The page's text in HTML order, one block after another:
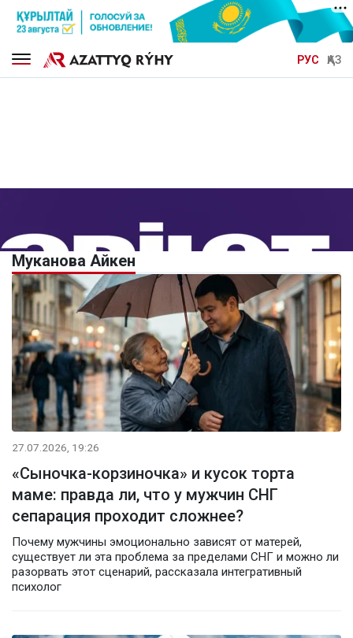
РУС ҚАЗ
Муканова Айкен
27.07.2026, 19:26
«Сыночка-корзиночка» и кусок торта
маме: правда ли, что у мужчин СНГ
сепарация проходит сложнее?
Почему мужчины эмоционально зависят от матерей,
существует ли эта проблема за пределами СНГ и можно ли
разорвать этот сценарий, рассказала интегративный
психолог